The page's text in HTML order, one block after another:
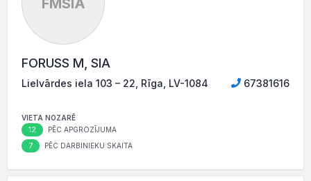
FORUSS M, SIA
Lielvārdes iela 103 – 22, Rīga, LV-1084 67381616
VIETA NOZARĒ
12 PĒC APGROZĪJUMA
7 PĒC DARBINIEKU SKAITA